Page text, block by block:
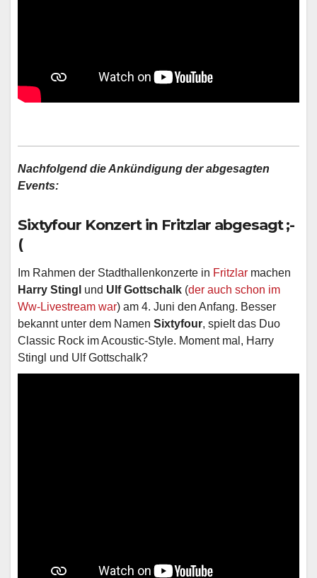
Nachfolgend die Ankündigung der abgesagten
Events:
Sixtyfour Konzert in Fritzlar abgesagt ;-
(
Im Rahmen der Stadthallenkonzerte in Fritzlar machen
Harry Stingl und Ulf Gottschalk (der auch schon im
Ww-Livestream war) am 4. Juni den Anfang. Besser
bekannt unter dem Namen Sixtyfour, spielt das Duo
Classic Rock im Acoustic-Style. Moment mal, Harry
Stingl und Ulf Gottschalk?